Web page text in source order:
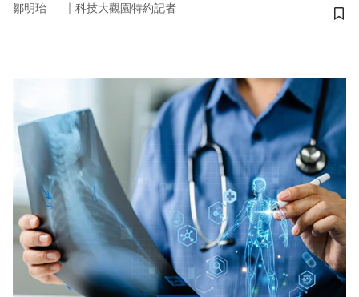
鄒明珆 ｜ 科技大觀園特約記者
儲